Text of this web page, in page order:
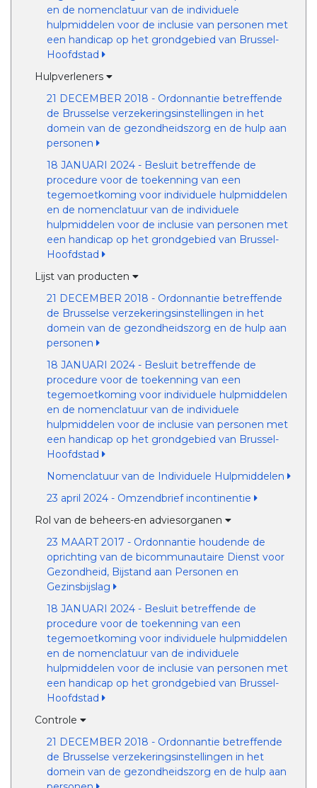
en de nomenclatuur van de individuele
hulpmiddelen voor de inclusie van personen met
een handicap op het grondgebied van Brussel-
Hoofdstad
Hulpverleners
21 DECEMBER 2018 - Ordonnantie betreffende
de Brusselse verzekeringsinstellingen in het
domein van de gezondheidszorg en de hulp aan
personen
18 JANUARI 2024 - Besluit betreffende de
procedure voor de toekenning van een
tegemoetkoming voor individuele hulpmiddelen
en de nomenclatuur van de individuele
hulpmiddelen voor de inclusie van personen met
een handicap op het grondgebied van Brussel-
Hoofdstad
Lijst van producten
21 DECEMBER 2018 - Ordonnantie betreffende
de Brusselse verzekeringsinstellingen in het
domein van de gezondheidszorg en de hulp aan
personen
18 JANUARI 2024 - Besluit betreffende de
procedure voor de toekenning van een
tegemoetkoming voor individuele hulpmiddelen
en de nomenclatuur van de individuele
hulpmiddelen voor de inclusie van personen met
een handicap op het grondgebied van Brussel-
Hoofdstad
Nomenclatuur van de Individuele Hulpmiddelen
23 april 2024 - Omzendbrief incontinentie
Rol van de beheers-en adviesorganen
23 MAART 2017 - Ordonnantie houdende de
oprichting van de bicommunautaire Dienst voor
Gezondheid, Bijstand aan Personen en
Gezinsbijslag
18 JANUARI 2024 - Besluit betreffende de
procedure voor de toekenning van een
tegemoetkoming voor individuele hulpmiddelen
en de nomenclatuur van de individuele
hulpmiddelen voor de inclusie van personen met
een handicap op het grondgebied van Brussel-
Hoofdstad
Controle
21 DECEMBER 2018 - Ordonnantie betreffende
de Brusselse verzekeringsinstellingen in het
domein van de gezondheidszorg en de hulp aan